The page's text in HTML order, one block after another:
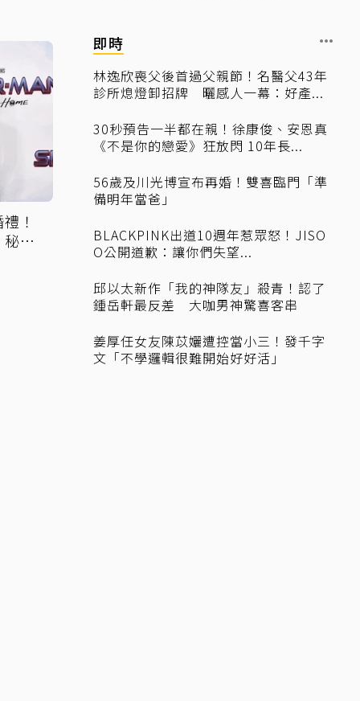
！
密
即時
林逸欣喪父後首過父親節！名醫父43年
診所熄燈卸招牌 曬感人一幕：好產...
30秒預告一半都在親！徐康俊、安恩真
《不是你的戀愛》狂放閃 10年長...
56歲及川光博宣布再婚！雙喜臨門「準
備明年當爸」
BLACKPINK出道10週年惹眾怒！JISO
O公開道歉：讓你們失望...
邱以太新作「我的神隊友」殺青！認了
鍾岳軒最反差 大咖男神驚喜客串
姜厚任女友陳苡孋遭控當小三！發千字
文「不學邏輯很難開始好好活」